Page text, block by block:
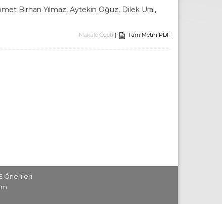
Birhan Yılmaz, Aytekin Oğuz, Dilek Ural,
Makale Özeti | Tam Metin PDF
Önerileri